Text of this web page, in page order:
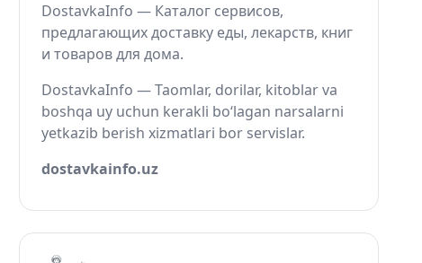
DostavkaInfo — Каталог сервисов,
предлагающих доставку еды, лекарств, книг
и товаров для дома.
DostavkaInfo — Taomlar, dorilar, kitoblar va
boshqa uy uchun kerakli bo‘lagan narsalarni
yetkazib berish xizmatlari bor servislar.
dostavkainfo.uz